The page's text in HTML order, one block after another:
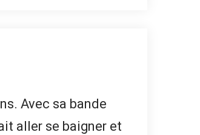
Avec sa bande
aller se baigner et